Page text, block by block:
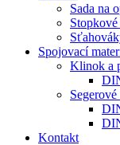
Sada na
Spojovací
Klinok a
Kontakt